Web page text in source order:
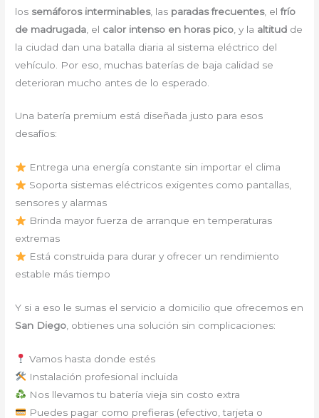
los semáforos interminables, las paradas frecuentes, elfrío
de madrugada , el calor intenso en horas pico , y la altitud de
la ciudad dan una batalla diaria al sistema eléctrico del
vehículo. Por eso, muchas baterías de baja calidad se
deterioran mucho antes de lo esperado.
Una batería premium está diseñada justo para esos
desafíos:
Entrega una energía constante sin importar el clima
Soporta sistemas eléctricos exigentes como pantallas,
sensores y alarmas
Brinda mayor fuerza de arranque en temperaturas
extremas
Está construida para durar y ofrecer un rendimiento
estable más tiempo
Y si a eso le sumas el servicio a domicilio que ofrecemos en
San Diego , obtienes una solución sin complicaciones:
Vamos hasta donde estés
Instalación profesional incluida
Nos llevamos tu batería vieja sin costo extra
Puedes pagar como prefieras (efectivo, tarjeta o